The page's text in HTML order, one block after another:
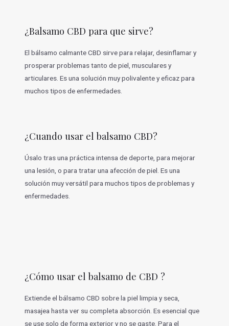
i
o
e
s
¿Balsamo CBD para que sirve?
El bálsamo calmante CBD sirve para relajar, desinflamar y
prosperar problemas tanto de piel, musculares y
articulares. Es una solución muy polivalente y eficaz para
muchos tipos de enfermedades.
¿Cuando usar el balsamo CBD?
Úsalo tras una práctica intensa de deporte, para mejorar
una lesión, o para tratar una afección de piel. Es una
solución muy versátil para muchos tipos de problemas y
enfermedades.
¿Cómo usar el balsamo de CBD ?
Extiende el bálsamo CBD sobre la piel limpia y seca,
masajea hasta ver su completa absorción. Es esencial que
se use solo de forma exterior y no se gaste. Para el